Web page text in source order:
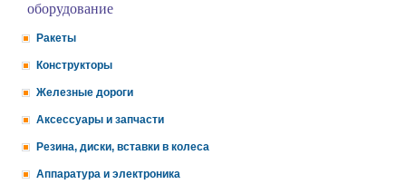
оборудование
Ракеты
Конструкторы
Железные дороги
Аксессуары и запчасти
Резина, диски, вставки в колеса
Аппаратура и электроника